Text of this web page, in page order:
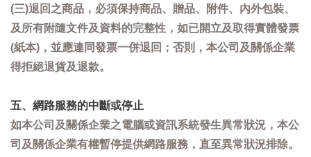
(三)退回之商品，必須保持商品、贈品、附件、內外包裝、
及所有附隨文件及資料的完整性，如已開立及取得實體發票
(紙本)，並應連同發票一併退回；否則，本公司及關係企業
得拒絕退貨及退款。
五、網路服務的中斷或停止
如本公司及關係企業之電腦或資訊系統發生異常狀況，本公
司及關係企業有權暫停提供網路服務，直至異常狀況排除。